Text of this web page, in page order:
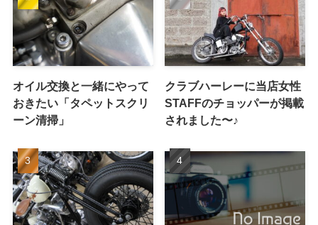
オイル交換と一緒にやって
おきたい「タペットスクリ
ーン清掃」
クラブハーレーに当店女性
STAFFのチョッパーが掲載
されました〜♪